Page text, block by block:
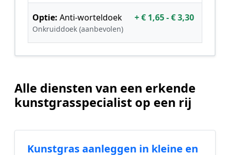
Optie: Anti-worteldoek
Onkruiddoek (aanbevolen)
+ € 1,65 - € 3,30
Alle diensten van een erkende
kunstgrasspecialist op een rij
Kunstgras aanleggen in kleine en